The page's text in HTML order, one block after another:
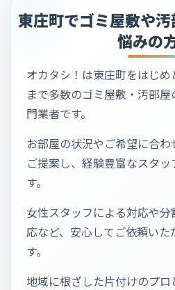
東庄町でゴミ屋敷や
悩みの
オカタシ！は東庄町をはじ
まで多数のゴミ屋敷・汚部
門業者です。
お部屋の状況やご希望に合
ご提案し、経験豊富なスタ
す。
女性スタッフによる対応や
応など、安心してご依頼いた
す。
地域に根ざした片付けのプ